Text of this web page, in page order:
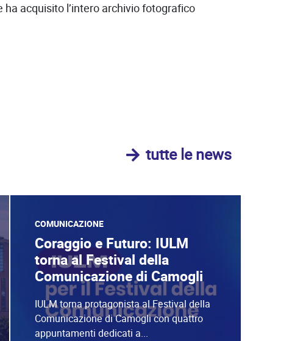
ha acquisito l’intero archivio fotografico
tutte le news
COMUNICAZIONE
Coraggio e Futuro: IULM
torna al Festival della
Comunicazione di Camogli
IULM torna protagonista al Festival della
Comunicazione di Camogli con quattro
appuntamenti dedicati a...